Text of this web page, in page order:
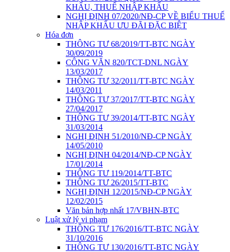
KHẨU, THUẾ NHẬP KHẨU
NGHỊ ĐỊNH 07/2020/NĐ-CP VỀ BIỂU THUẾ
NHẬP KHẨU ƯU ĐÃI ĐẶC BIỆT
Hóa đơn
THÔNG TƯ 68/2019/TT-BTC NGÀY
30/09/2019
CÔNG VĂN 820/TCT-DNL NGÀY
13/03/2017
THÔNG TƯ 32/2011/TT-BTC NGÀY
14/03/2011
THÔNG TƯ 37/2017/TT-BTC NGÀY
27/04/2017
THÔNG TƯ 39/2014/TT-BTC NGÀY
31/03/2014
NGHỊ ĐỊNH 51/2010/NĐ-CP NGÀY
14/05/2010
NGHỊ ĐỊNH 04/2014/NĐ-CP NGÀY
17/01/2014
THÔNG TƯ 119/2014/TT-BTC
THÔNG TƯ 26/2015/TT-BTC
NGHỊ ĐỊNH 12/2015/NĐ-CP NGÀY
12/02/2015
Văn bản hợp nhất 17/VBHN-BTC
Luật xử lý vi phạm
THÔNG TƯ 176/2016/TT-BTC NGÀY
31/10/2016
THÔNG TƯ 130/2016/TT-BTC NGÀY